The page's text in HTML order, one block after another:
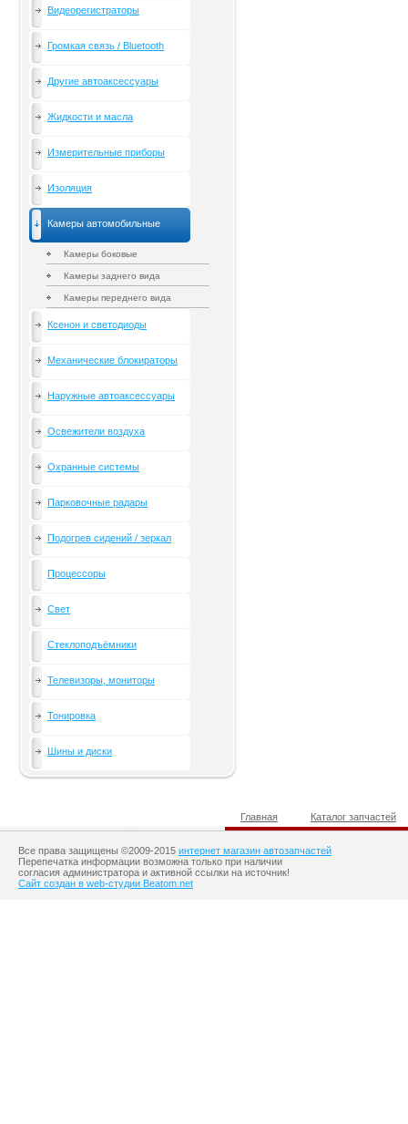
Видеорегистраторы
Громкая связь / Bluetooth
Другие автоаксессуары
Жидкости и масла
Измерительные приборы
Изоляция
Камеры автомобильные
Камеры боковые
Камеры заднего вида
Камеры переднего вида
Ксенон и светодиоды
Механические блокираторы
Наружные автоаксессуары
Освежители воздуха
Охранные системы
Парковочные радары
Подогрев сидений / зеркал
Процессоры
Свет
Стеклоподъёмники
Телевизоры, мониторы
Тонировка
Шины и диски
Главная Каталог запчастей
Все права защищены ©2009-2015 интернет магазин автозапчастей
Перепечатка информации возможна только при наличии
согласия администратора и активной ссылки на источник!
Сайт создан в web-студии Beatom.net